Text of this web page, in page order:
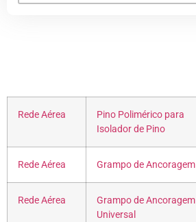
Rede Aérea
Pino Polimérico para
Isolador de Pino
Rede Aérea Grampo de Ancoragem
Rede Aérea
Grampo de Ancoragem
Universal